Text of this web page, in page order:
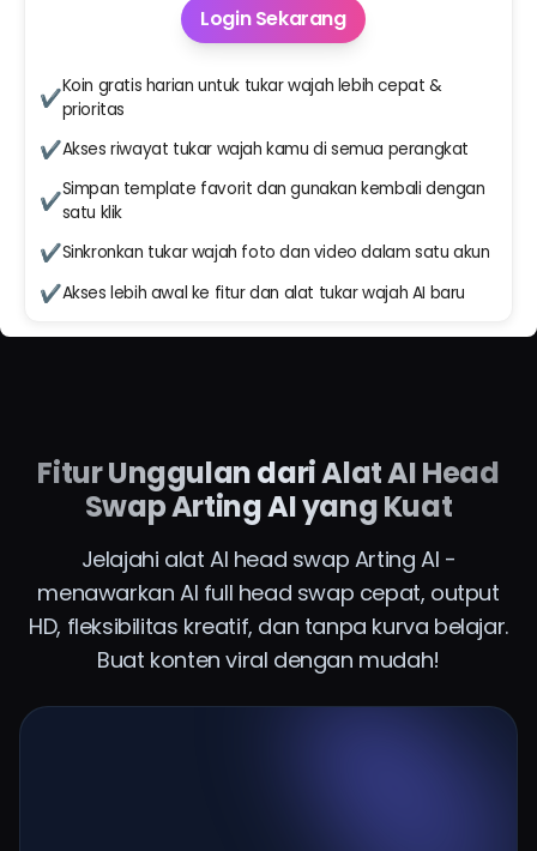
Login Sekarang
✔Koin gratis harian untuk tukar wajah lebih cepat &
prioritas
✔Akses riwayat tukar wajah kamu di semua perangkat
✔Simpan template favorit dan gunakan kembali dengan
satu klik
✔Sinkronkan tukar wajah foto dan video dalam satu akun
✔Akses lebih awal ke fitur dan alat tukar wajah AI baru
Fitur Unggulan dari Alat AI Head
Swap Arting AI yang Kuat
Jelajahi alat AI head swap Arting AI -
menawarkan AI full head swap cepat, output
HD, fleksibilitas kreatif, dan tanpa kurva belajar.
Buat konten viral dengan mudah!